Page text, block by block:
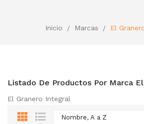
Inicio Marcas El
Listado De Productos Por Marca
El Granero Integral
Nombre, A a Z